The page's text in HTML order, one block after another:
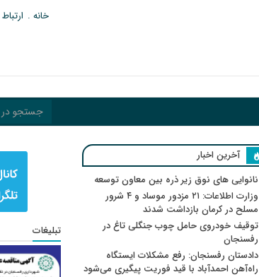
خانه
آخرین اخبار
نانوایی های نوق زیر ذره بین معاون توسعه
وزارت اطلاعات: ۲۱ مزدور موساد و ۴ شرور
مسلح در کرمان بازداشت شدند
توقیف خودروی حامل چوب جنگلی تاغ در
رفسنجان
دادستان رفسنجان: رفع مشکلات ایستگاه
راه‌آهن احمدآباد با قید فوریت پیگیری می‌شود
تبلیغات